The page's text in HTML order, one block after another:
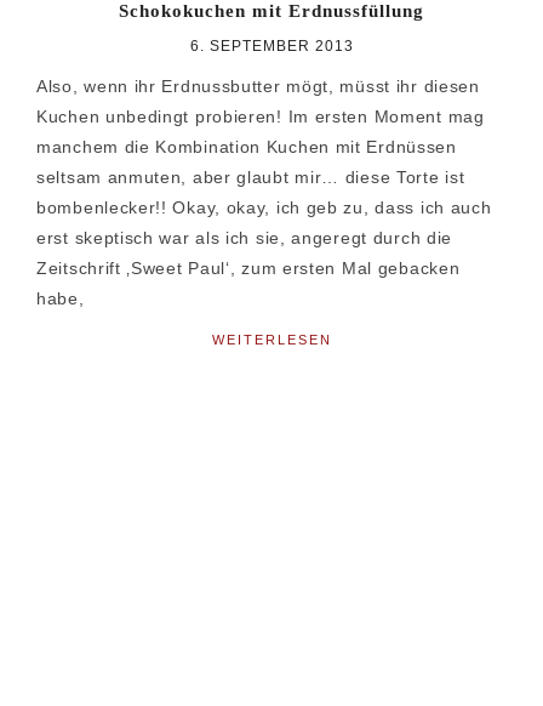
Schokokuchen mit Erdnussfüllung
6. SEPTEMBER 2013
Also, wenn ihr Erdnussbutter mögt, müsst ihr diesen
Kuchen unbedingt probieren! Im ersten Moment mag
manchem die Kombination Kuchen mit Erdnüssen
seltsam anmuten, aber glaubt mir… diese Torte ist
bombenlecker!! Okay, okay, ich geb zu, dass ich auch
erst skeptisch war als ich sie, angeregt durch die
Zeitschrift ‚Sweet Paul‘, zum ersten Mal gebacken
habe,
WEITERLESEN